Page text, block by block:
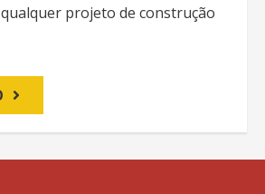
projeto de construção